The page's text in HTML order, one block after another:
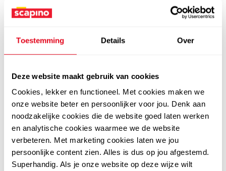
Toestemming Details Over
Deze website maakt gebruik van cookies
Cookies, lekker en functioneel. Met cookies maken we
onze website beter en persoonlijker voor jou. Denk aan
noodzakelijke cookies die de website goed laten werken
en analytische cookies waarmee we de website
verbeteren. Met marketing cookies laten we jou
persoonlijke content zien. Alles is dus op jou afgestemd.
Superhandig. Als je onze website op deze wijze wilt